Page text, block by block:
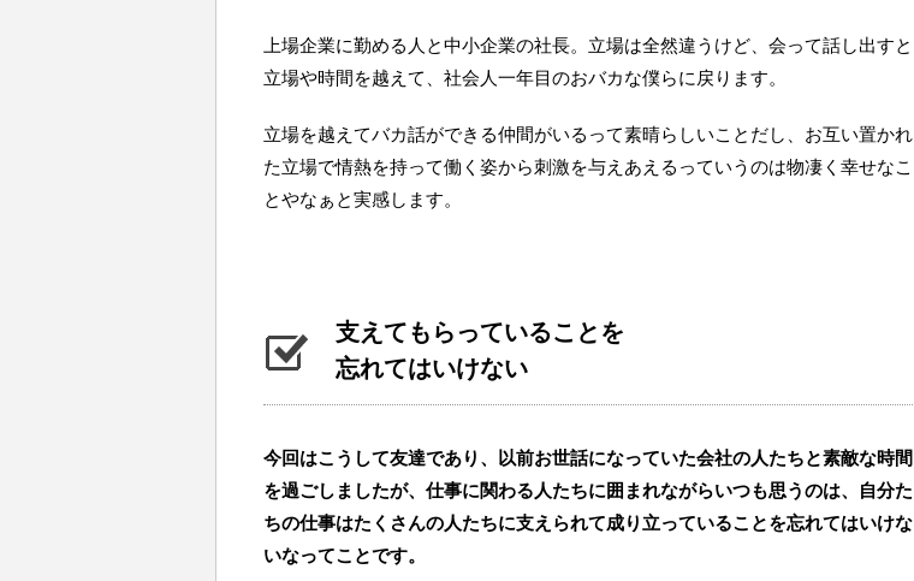
上場企業に勤める人と中小企業の社長。立場は全然違うけど、会って話し出すと
立場や時間を越えて、社会人一年目のおバカな僕らに戻ります。
立場を越えてバカ話ができる仲間がいるって素晴らしいことだし、お互い置かれ
た立場で情熱を持って働く姿から刺激を与えあえるっていうのは物凄く幸せなこ
とやなぁと実感します。
支えてもらっていることを
忘れてはいけない
今回はこうして友達であり、以前お世話になっていた会社の人たちと素敵な時間
を過ごしましたが、仕事に関わる人たちに囲まれながらいつも思うのは、自分た
ちの仕事はたくさんの人たちに支えられて成り立っていることを忘れてはいけな
いなってことです。